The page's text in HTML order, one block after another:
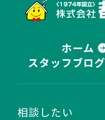
ホーム
スタッフブログ
相談したい